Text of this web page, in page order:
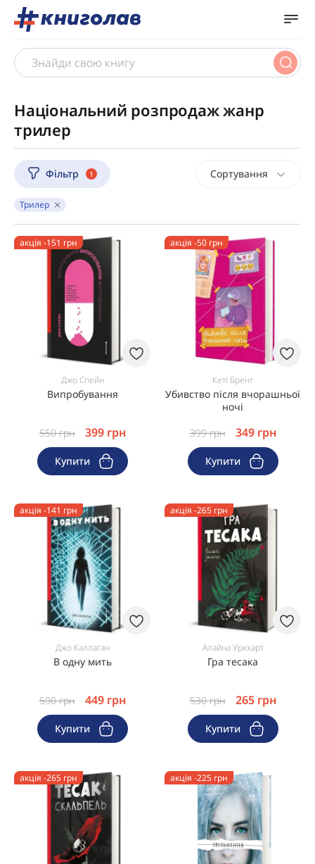
Національний розпродаж жанр
трилер
Фільтр 1 Сортування
Трилер
акція -151 грн
Джо Спейн
Випробування
550грн 399 грн
Купити
акція -50 грн
Кеті Брент
Убивство після вчорашньої
ночі
399грн 349 грн
Купити
акція -141 грн
Джо Каллаган
В одну мить
590грн 449 грн
Купити
акція -265 грн
Алайна Уркхарт
Гра тесака
530грн 265 грн
Купити
акція -265 грн акція -225 грн